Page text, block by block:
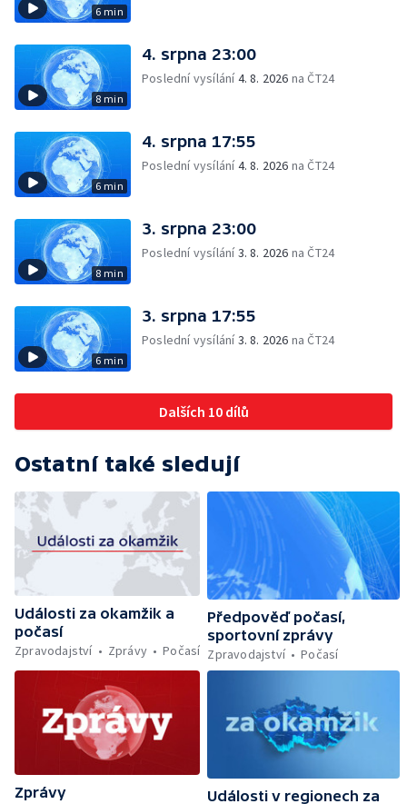
6 min
8 min
4. srpna 23:00
Poslední vysílání4. 8. 2026 na ČT24
6 min
4. srpna 17:55
Poslední vysílání4. 8. 2026 na ČT24
8 min
3. srpna 23:00
Poslední vysílání3. 8. 2026 na ČT24
6 min
3. srpna 17:55
Poslední vysílání3. 8. 2026 na ČT24
Dalších 10 dílů
Ostatní také sledují
Události za okamžik a
počasí
Zpravodajství
Zprávy Počasí
Předpověď počasí,
sportovní zprávy
Zpravodajství
Počasí
Zprávy
Události v regionech za